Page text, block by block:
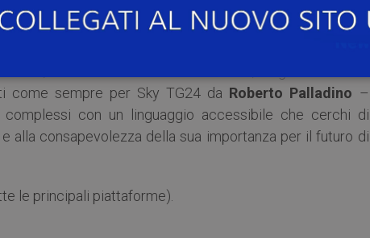
del rigore e dell’approccio scientifico alla
news, sempre più pericolose e diffuse nell’epoca dei
dalla biodiversità ai terremoti, dagli studi sulla
come sempre per Sky TG24 da Roberto Palladino –
con un linguaggio accessibile che cerchi di
alla consapevolezza della sua importanza per il futuro di
le principali piattaforme).